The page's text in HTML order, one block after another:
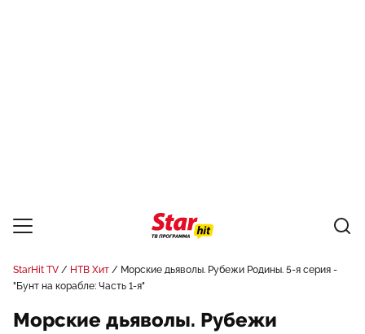
StarHit TV НТВ Хит
Морские дьяволы. Рубежи Родины. 5-я серия -
"Бунт на корабле: Часть 1-я"
Морские дьяволы. Рубежи